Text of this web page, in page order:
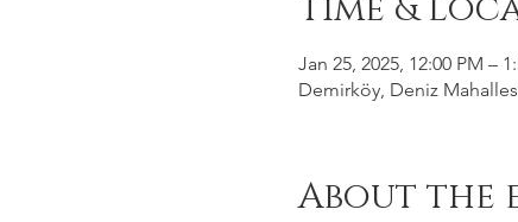
Time &
Jan 25, 2025, 12:00 PM –
Demirköy, Deniz
About the